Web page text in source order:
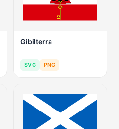
Gibilterra
SVG PNG